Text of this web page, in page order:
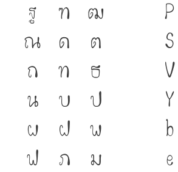
ฐ
ฑ
ฒ
ณ
ด
ต
ถ
ท
ธ
น
บ
ป
ผ
ฝ
พ
ฟ
ภ
ม
P
S
V
Y
b
e